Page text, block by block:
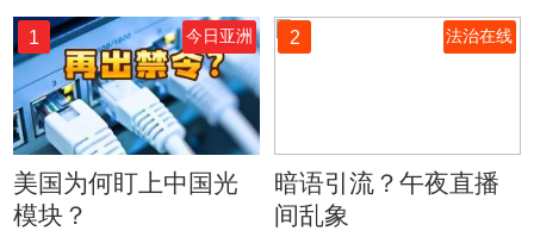
1 今日亚洲
美国为何盯上中国光
模块？
2 法治在线
暗语引流？午夜直播
间乱象